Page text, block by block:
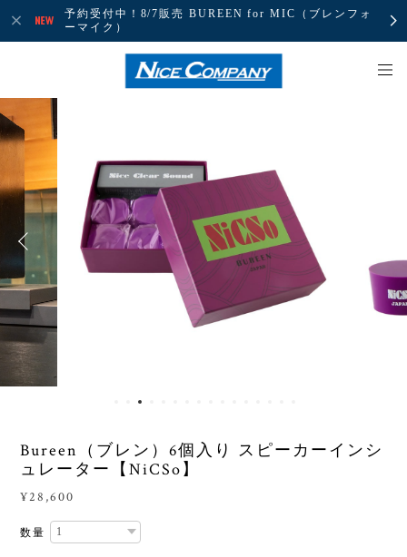
予約受付中！8/7販売 BUREEN for MIC（ブレンフォ
ーマイク）
Bureen（ブレン）6個入り スピーカーインシ
ュレーター【NiCSo】
¥28,600
数量